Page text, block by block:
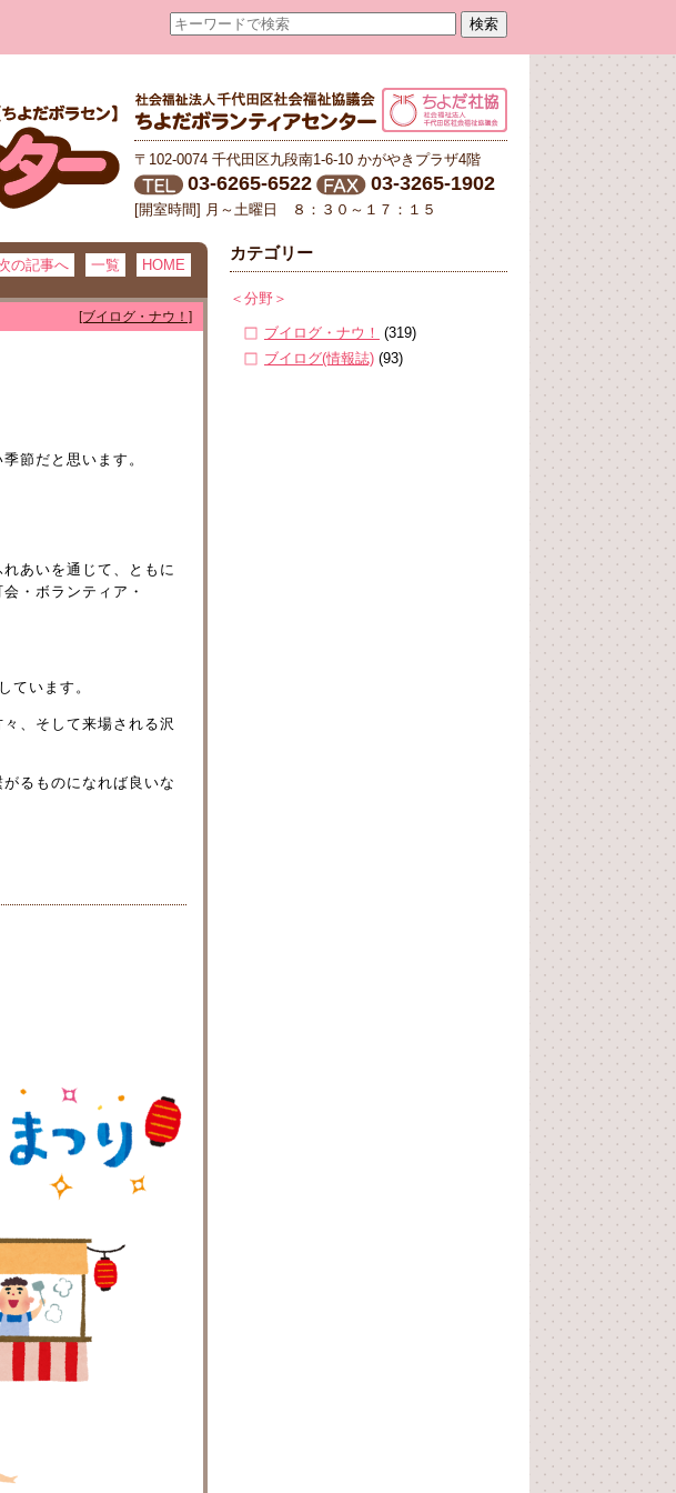
〒102-0074 千代田区九段南1-6-10 かがやきプラザ4階
03-6265-6522 03-3265-1902
[開室時間] 月～土曜日 ８：３０～１７：１５
の記事へ 一覧 HOME
[ブイログ・ナウ！]
節だと思います。
あいを通じて、ともに
・ボランティア・
ています。
、そして来場される沢
るものになれば良いな
カテゴリー
＜分野＞
ブイログ・ナウ！ (319)
ブイログ(情報誌) (93)